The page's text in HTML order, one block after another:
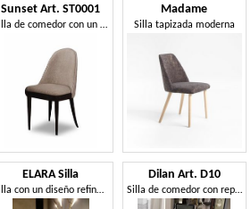
Sunset Art. ST0001
Silla de comedor con un diseño suave y con forma.
Madame
Silla tapizada moderna
ELARA Silla
Silla con un diseño refinado.
Dilan Art. D10
Silla de comedor con reposacabezas